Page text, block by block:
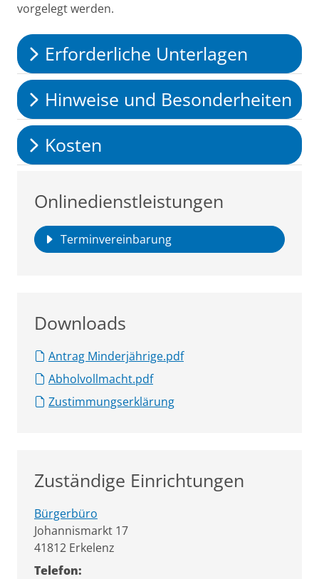
vorgelegt werden.
Erforderliche Unterlagen
Hinweise und Besonderheiten
Kosten
Onlinedienstleistungen
Terminvereinbarung
Downloads
Antrag Minderjährige.pdf
Abholvollmacht.pdf
Zustimmungserklärung
Zuständige Einrichtungen
Bürgerbüro
Straße:
Johannismarkt Hausnummer:
17
PLZ:
41812 Ort:
Erkelenz
Telefon: